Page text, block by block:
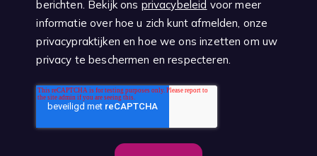
berichten. Bekijk ons privacybeleid voor meer
informatie over hoe u zich kunt afmelden, onze
privacypraktijken en hoe we ons inzetten om uw
privacy te beschermen en respecteren.